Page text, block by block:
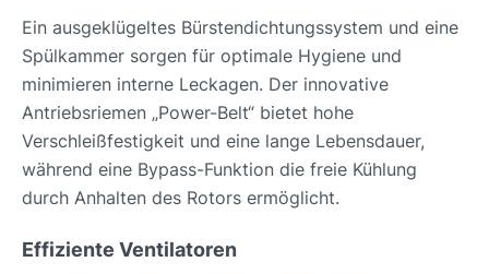
Ein ausgeklügeltes Bürstendichtungssystem und eine
Spülkammer sorgen für optimale Hygiene und
minimieren interne Leckagen. Der innovative
Antriebsriemen „Power-Belt“ bietet hohe
Verschleißfestigkeit und eine lange Lebensdauer,
während eine Bypass-Funktion die freie Kühlung
durch Anhalten des Rotors ermöglicht.
Effiziente Ventilatoren